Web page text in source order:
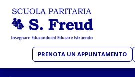
PRENOTA UN APPUNTAMENTO